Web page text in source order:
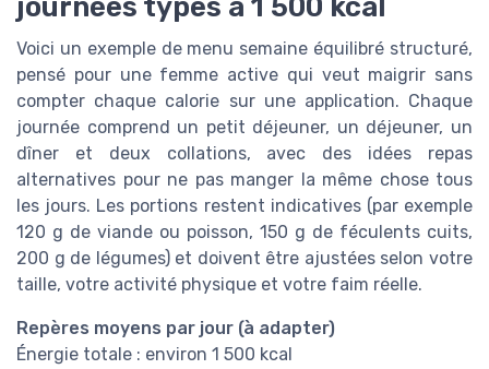
journées types à 1 500 kcal
Voici un exemple de menu semaine équilibré structuré,
pensé pour une femme active qui veut maigrir sans
compter chaque calorie sur une application. Chaque
journée comprend un petit déjeuner, un déjeuner, un
dîner et deux collations, avec des idées repas
alternatives pour ne pas manger la même chose tous
les jours. Les portions restent indicatives (par exemple
120 g de viande ou poisson, 150 g de féculents cuits,
200 g de légumes) et doivent être ajustées selon votre
taille, votre activité physique et votre faim réelle.
Repères moyens par jour (à adapter)
Énergie totale : environ 1 500 kcal